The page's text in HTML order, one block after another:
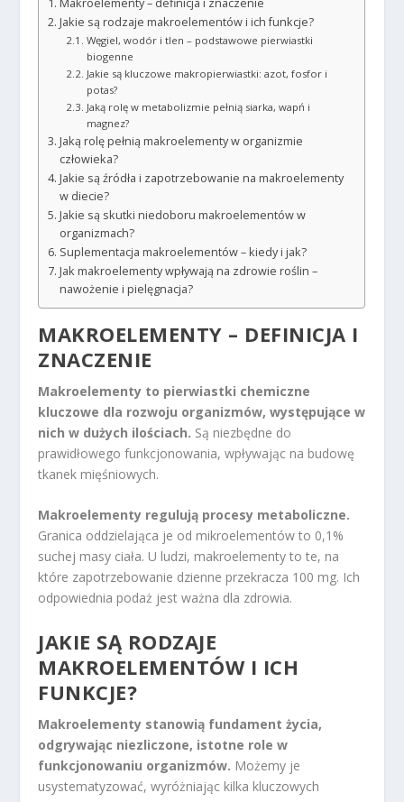
Makroelementy – definicja i znaczenie
Jakie są rodzaje makroelementów i ich funkcje?
Węgiel, wodór i tlen – podstawowe pierwiastki
biogenne
Jakie są kluczowe makropierwiastki: azot, fosfor i
potas?
Jaką rolę w metabolizmie pełnią siarka, wapń i
magnez?
Jaką rolę pełnią makroelementy w organizmie
człowieka?
Jakie są źródła i zapotrzebowanie na makroelementy
w diecie?
Jakie są skutki niedoboru makroelementów w
organizmach?
Suplementacja makroelementów – kiedy i jak?
Jak makroelementy wpływają na zdrowie roślin –
nawożenie i pielęgnacja?
MAKROELEMENTY – DEFINICJA I
ZNACZENIE
Makroelementy to pierwiastki chemiczne
kluczowe dla rozwoju organizmów, występujące w
nich w dużych ilościach. Są niezbędne do
prawidłowego funkcjonowania, wpływając na budowę
tkanek mięśniowych.
Makroelementy regulują procesy metaboliczne.
Granica oddzielająca je od mikroelementów to 0,1%
suchej masy ciała. U ludzi, makroelementy to te, na
które zapotrzebowanie dzienne przekracza 100 mg. Ich
odpowiednia podaż jest ważna dla zdrowia.
JAKIE SĄ RODZAJE
MAKROELEMENTÓW I ICH
FUNKCJE?
Makroelementy stanowią fundament życia,
odgrywając niezliczone, istotne role w
funkcjonowaniu organizmów. Możemy je
usystematyzować, wyróżniając kilka kluczowych